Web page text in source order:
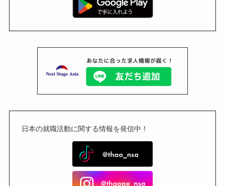
日本の就職活動に関する情報を発信中！